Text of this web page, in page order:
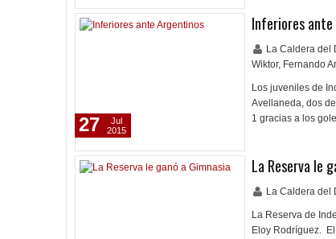
Inferiores
La Caldera del
Wiktor, Fernando
Los juveniles de
Avellaneda, dos
1 gracias a los
27
Jul
2015
La Reserva le
La Caldera del
La Reserva de
Eloy Rodríguez.